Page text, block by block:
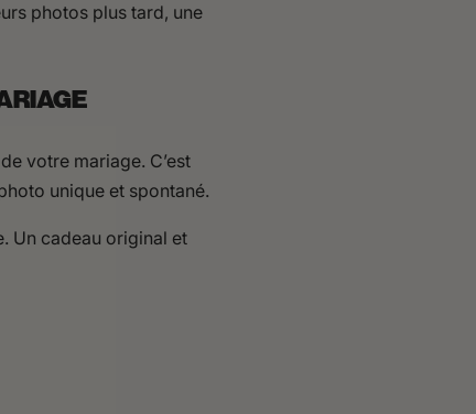
photos plus tard, une
votre mariage. C’est
unique et spontané.
Un cadeau original et